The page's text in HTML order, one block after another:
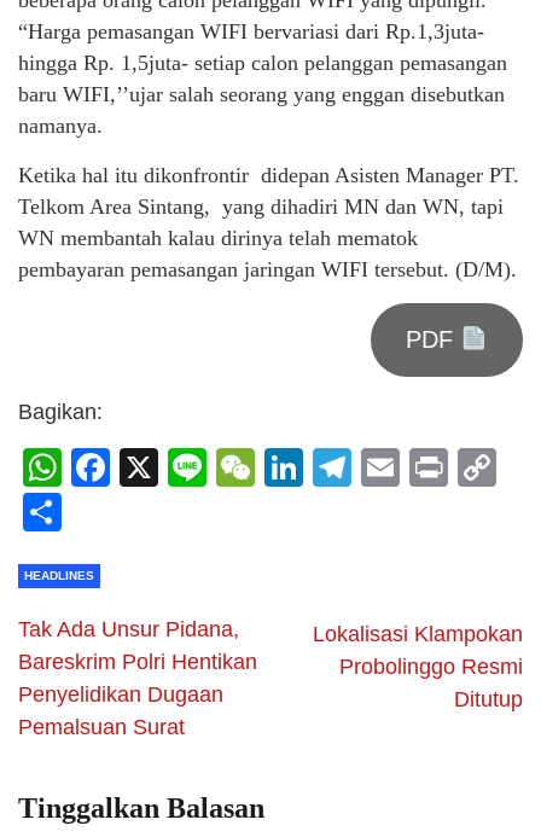
“Harga pemasangan WIFI bervariasi dari Rp.1,3juta-
hingga Rp. 1,5juta- setiap calon pelanggan pemasangan
baru WIFI,’’ujar salah seorang yang enggan disebutkan
namanya.
Ketika hal itu dikonfrontir didepan Asisten Manager PT.
Telkom Area Sintang, yang dihadiri MN dan WN, tapi
WN membantah kalau dirinya telah mematok
pembayaran pemasangan jaringan WIFI tersebut. (D/M).
PDF
Bagikan:
WhatsApp
Facebook
X LineWeChat
LinkedIn
Telegram
Email
Print
HEADLINES
Tak Ada Unsur Pidana,
Bareskrim Polri Hentikan
Penyelidikan Dugaan
Pemalsuan Surat
Lokalisasi Klampokan
Probolinggo Resmi
Ditutup
Tinggalkan Balasan